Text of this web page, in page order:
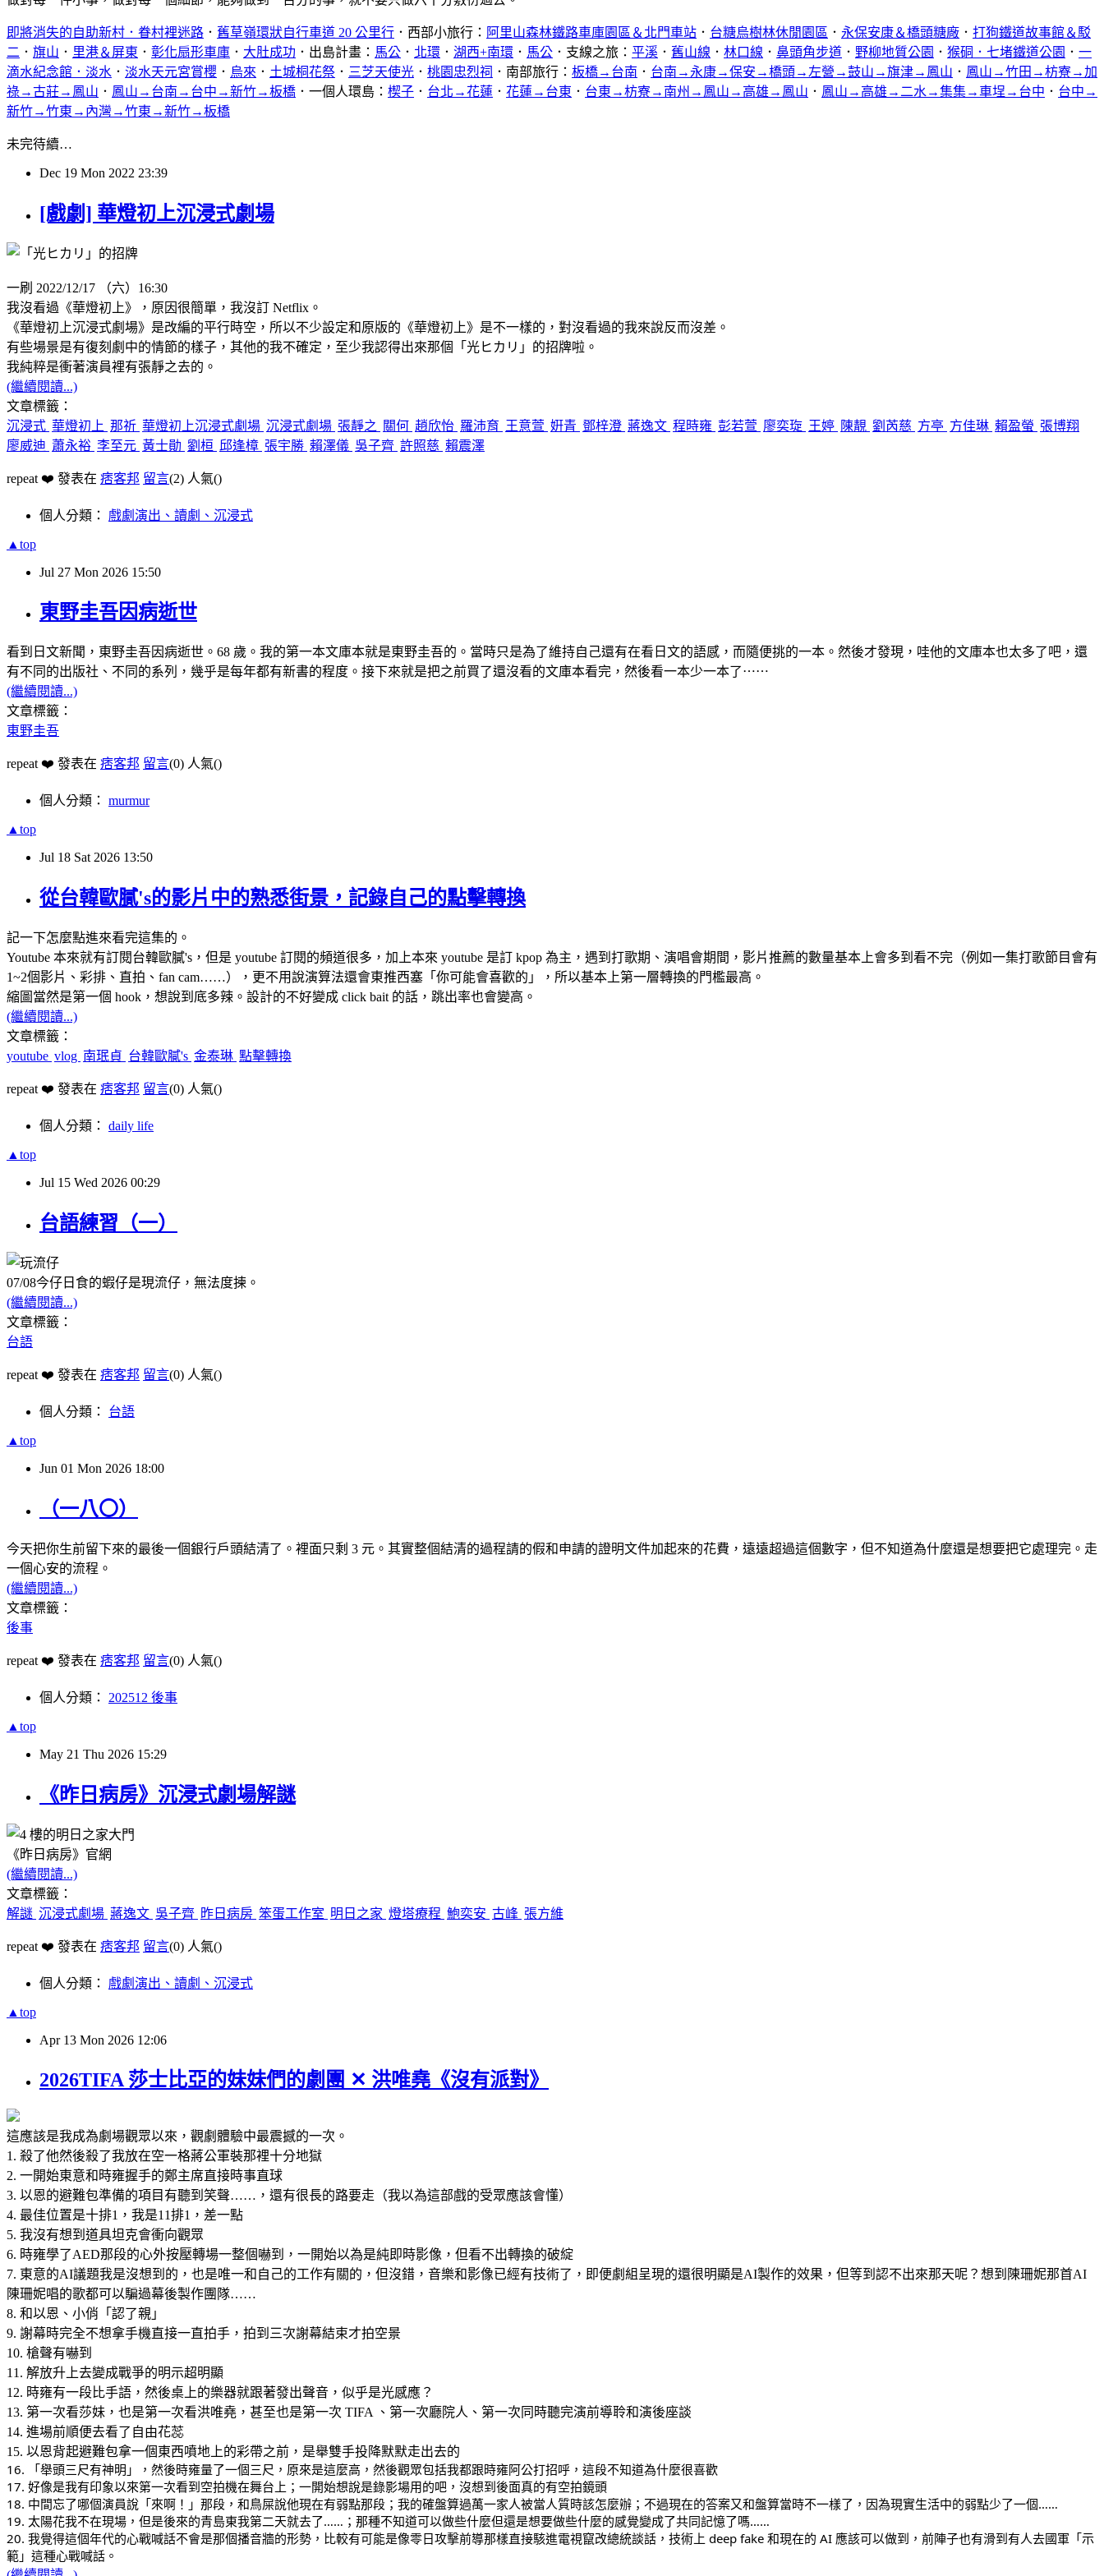
即將消失的自助新村．眷村裡迷路 ． 舊草嶺環狀自行車道 20 公里行 ．西部小旅行： 阿里山森林鐵路車庫園區＆北門車站 ． 台糖烏樹林休閒園區 ． 永保安康＆橋頭糖廠 ． 打狗鐵道故事館＆駁
二 ． 旗山 ． 里港＆屏東 ． 彰化扇形車庫 ． 大肚成功 ．出島計畫： 馬公 ． 北環 ． 湖西+南環 ． 馬公 ．支線之旅： 平溪 ． 舊山線 ． 林口線 ． 鼻頭角步道 ． 野柳地質公園 ． 猴硐．七堵鐵道公園 ． 一
滴水紀念館．淡水 ． 淡水天元宮賞櫻 ． 烏來 ． 土城桐花祭 ． 三芝天使光 ． 桃園忠烈祠 ．南部旅行： 板橋→台南 ． 台南→永康→保安→橋頭→左營→鼓山→旗津→鳳山 ． 鳳山→竹田→枋寮→加
祿→古莊→鳳山 ． 鳳山→台南→台中→新竹→板橋 ．一個人環島： 楔子 ． 台北→花蓮 ． 花蓮→台東 ． 台東→枋寮→南州→鳳山→高雄→鳳山 ． 鳳山→高雄→二水→集集→車埕→台中 ． 台中→
新竹→竹東→內灣→竹東→新竹→板橋
未完待續…
Dec 19 Mon 2022 23:39
[戲劇] 華燈初上沉浸式劇場
一刷 2022/12/17 （六）16:30
我沒看過《華燈初上》，原因很簡單，我沒訂 Netflix。
《華燈初上沉浸式劇場》是改編的平行時空，所以不少設定和原版的《華燈初上》是不一樣的，對沒看過的我來說反而沒差。
有些場景是有復刻劇中的情節的樣子，其他的我不確定，至少我認得出來那個「光ヒカリ」的招牌啦。
我純粹是衝著演員裡有張靜之去的。
(繼續閱讀...)
文章標籤：
沉浸式 華燈初上 那祈 華燈初上沉浸式劇場 沉浸式劇場 張靜之 關何 趙欣怡 羅沛育 王意萱 姸青 鄧梓澄 蔣逸文 程時雍 彭若萱 廖奕琁 王婷 陳靚 劉芮慈 方亭 方佳琳 賴盈螢 張博翔
廖威迪 蕭永裕 李至元 黃士勛 劉桓 邱逢樟 張宇勝 賴澤儀 吳子齊 許照慈 賴震澤
repeat ❤️ 發表在 痞客邦 留言(2) 人氣()
個人分類： 戲劇演出、讀劇、沉浸式
▲top
Jul 27 Mon 2026 15:50
東野圭吾因病逝世
看到日文新聞，東野圭吾因病逝世。68 歲。我的第一本文庫本就是東野圭吾的。當時只是為了維持自己還有在看日文的語感，而隨便挑的一本。然後才發現，哇他的文庫本也太多了吧，還
有不同的出版社、不同的系列，幾乎是每年都有新書的程度。接下來就是把之前買了還沒看的文庫本看完，然後看一本少一本了⋯⋯
(繼續閱讀...)
文章標籤：
東野圭吾
repeat ❤️ 發表在 痞客邦 留言(0) 人氣()
個人分類： murmur
▲top
Jul 18 Sat 2026 13:50
從台韓歐膩's的影片中的熟悉街景，記錄自己的點擊轉換
記一下怎麼點進來看完這集的。
Youtube 本來就有訂閱台韓歐膩's，但是 youtube 訂閱的頻道很多，加上本來 youtube 是訂 kpop 為主，遇到打歌期、演唱會期間，影片推薦的數量基本上會多到看不完（例如一集打歌節目會有
1~2個影片、彩排、直拍、fan cam……），更不用說演算法還會東推西塞「你可能會喜歡的」，所以基本上第一層轉換的門檻最高。
縮圖當然是第一個 hook，想說到底多辣。設計的不好變成 click bait 的話，跳出率也會變高。
(繼續閱讀...)
文章標籤：
youtube vlog 南珉貞 台韓歐膩's 金泰琳 點擊轉換
repeat ❤️ 發表在 痞客邦 留言(0) 人氣()
個人分類： daily life
▲top
Jul 15 Wed 2026 00:29
台語練習（一）
07/08今仔日食的蝦仔是現流仔，無法度揀。
(繼續閱讀...)
文章標籤：
台語
repeat ❤️ 發表在 痞客邦 留言(0) 人氣()
個人分類： 台語
▲top
Jun 01 Mon 2026 18:00
（一八〇）
今天把你生前留下來的最後一個銀行戶頭結清了。裡面只剩 3 元。其實整個結清的過程請的假和申請的證明文件加起來的花費，遠遠超過這個數字，但不知道為什麼還是想要把它處理完。走
一個心安的流程。
(繼續閱讀...)
文章標籤：
後事
repeat ❤️ 發表在 痞客邦 留言(0) 人氣()
個人分類： 202512 後事
▲top
May 21 Thu 2026 15:29
《昨日病房》沉浸式劇場解謎
《昨日病房》官網
(繼續閱讀...)
文章標籤：
解謎 沉浸式劇場 蔣逸文 吳子齊 昨日病房 笨蛋工作室 明日之家 燈塔療程 鮑奕安 古峰 張方維
repeat ❤️ 發表在 痞客邦 留言(0) 人氣()
個人分類： 戲劇演出、讀劇、沉浸式
▲top
Apr 13 Mon 2026 12:06
2026TIFA 莎士比亞的妹妹們的劇團 ✕ 洪唯堯《沒有派對》
這應該是我成為劇場觀眾以來，觀劇體驗中最震撼的一次。
1. 殺了他然後殺了我放在空一格蔣公軍裝那裡十分地獄
2. 一開始東意和時雍握手的鄭主席直接時事直球
3. 以恩的避難包準備的項目有聽到笑聲……，還有很長的路要走（我以為這部戲的受眾應該會懂）
4. 最佳位置是十排1，我是11排1，差一點
5. 我沒有想到道具坦克會衝向觀眾
6. 時雍學了AED那段的心外按壓轉場一整個嚇到，一開始以為是純即時影像，但看不出轉換的破綻
7. 東意的AI議題我是沒想到的，也是唯一和自己的工作有關的，但沒錯，音樂和影像已經有技術了，即便劇組呈現的還很明顯是AI製作的效果，但等到認不出來那天呢？想到陳珊妮那首AI
陳珊妮唱的歌都可以騙過幕後製作團隊……
8. 和以恩、小俏「認了親」
9. 謝幕時完全不想拿手機直接一直拍手，拍到三次謝幕結束才拍空景
10. 槍聲有嚇到
11. 解放升上去變成戰爭的明示超明顯
12. 時雍有一段比手語，然後桌上的樂器就跟著發出聲音，似乎是光感應？
13. 第一次看莎妹，也是第一次看洪唯堯，甚至也是第一次 TIFA 、第一次廳院人、第一次同時聽完演前導聆和演後座談
14. 進場前順便去看了自由花蕊
15. 以恩背起避難包拿一個東西噴地上的彩帶之前，是舉雙手投降默默走出去的
16. 「舉頭三尺有神明」，然後時雍量了一個三尺，原來是這麼高，然後觀眾包括我都跟時雍阿公打招呼，這段不知道為什麼很喜歡
17. 好像是我有印象以來第一次看到空拍機在舞台上；一開始想說是錄影場用的吧，沒想到後面真的有空拍鏡頭
18. 中間忘了哪個演員說「來啊！」那段，和鳥屎說他現在有弱點那段；我的確盤算過萬一家人被當人質時該怎麼辦；不過現在的答案又和盤算當時不一樣了，因為現實生活中的弱點少了一個……
19. 太陽花我不在現場，但是後來的青島東我第二天就去了……；那種不知道可以做些什麼但還是想要做些什麼的感覺變成了共同記憶了嗎……
20. 我覺得這個年代的心戰喊話不會是那個播音牆的形勢，比較有可能是像零日攻擊前導那樣直接駭進電視竄改總統談話，技術上 deep fake 和現在的 AI 應該可以做到，前陣子也有滑到有人去國軍「示
範」這種心戰喊話。